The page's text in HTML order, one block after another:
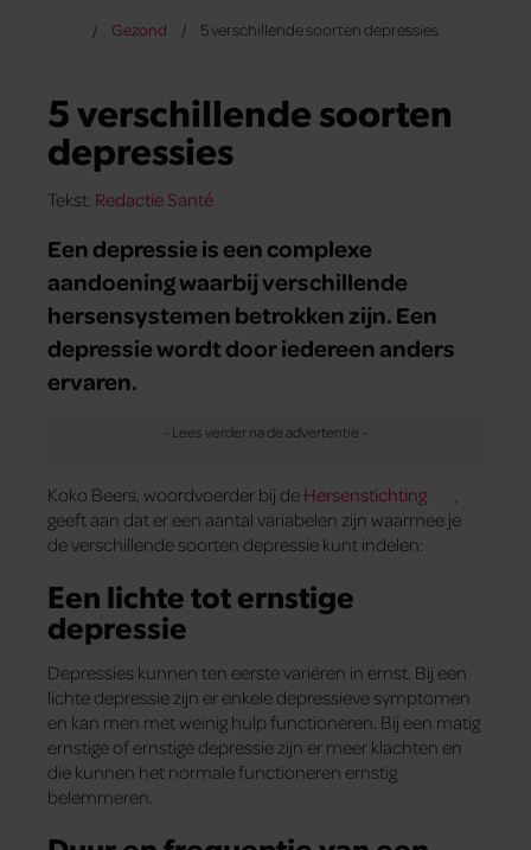
Gezond 5 verschillende soorten depressies
5 verschillende soorten
depressies
Tekst: Redactie Santé
Een depressie is een complexe
aandoening waarbij verschillende
hersensystemen betrokken zijn. Een
depressie wordt door iedereen anders
ervaren.
Koko Beers, woordvoerder bij de Hersenstichting
geeft aan dat er een aantal variabelen zijn waarmee je
de verschillende soorten depressie kunt indelen:
Een lichte tot ernstige
depressie
Depressies kunnen ten eerste variëren in ernst. Bij een
lichte depressie zijn er enkele depressieve symptomen
en kan men met weinig hulp functioneren. Bij een matig
ernstige of ernstige depressie zijn er meer klachten en
die kunnen het normale functioneren ernstig
belemmeren.